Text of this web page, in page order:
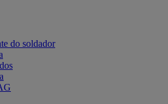
do soldador